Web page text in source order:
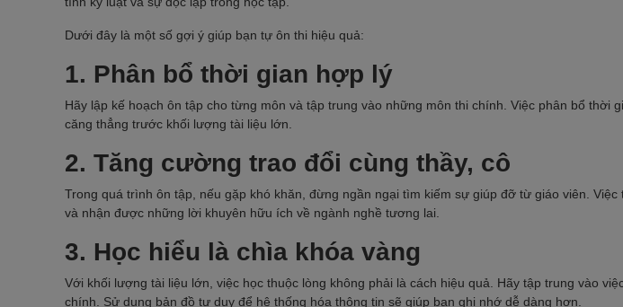
Dưới đây là một số gợi ý giúp bạn tự ôn thi hiệu quả:
1. Phân bổ thời gian hợp lý
Hãy lập kế hoạch ôn tập cho từng môn và tập trung vào những môn thi chính. Việc phân bổ thời
căng thẳng trước khối lượng tài liệu lớn.
2. Tăng cường trao đổi cùng thầy, cô
Trong quá trình ôn tập, nếu gặp khó khăn, đừng ngần ngại tìm kiếm sự giúp đỡ từ giáo viên.
và nhận được những lời khuyên hữu ích về ngành nghề tương lai.
3. Học hiểu là chìa khóa vàng
Với khối lượng tài liệu lớn, việc học thuộc lòng không phải là cách hiệu quả. Hãy tập trung vào
chính. Sử dụng bản đồ tư duy để hệ thống hóa thông tin sẽ giúp bạn ghi nhớ dễ dàng hơn.